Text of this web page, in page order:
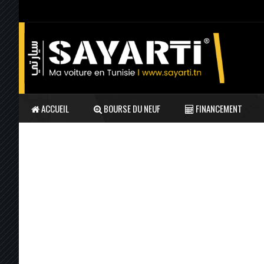
ACCUEIL BOURSE DU NEUF FINANCEMENT